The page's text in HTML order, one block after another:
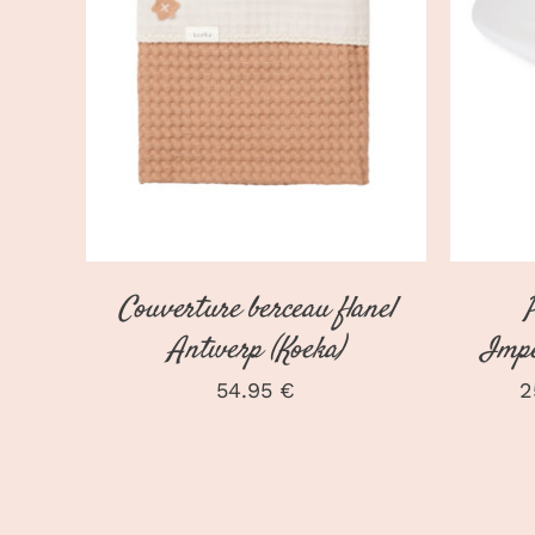
DÉTAILS
Couverture berceau flanel
Antwerp (Koeka)
54.95 €